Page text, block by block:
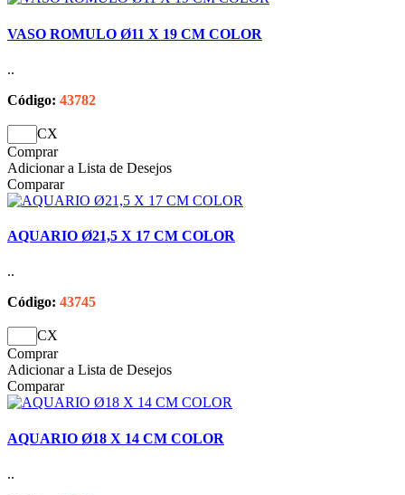
VASO ROMULO Ø11 X 19 CM COLOR
..
Código: 43782
CX
Comprar
Adicionar a Lista de Desejos
Comparar
AQUARIO Ø21,5 X 17 CM COLOR
..
Código: 43745
CX
Comprar
Adicionar a Lista de Desejos
Comparar
AQUARIO Ø18 X 14 CM COLOR
..